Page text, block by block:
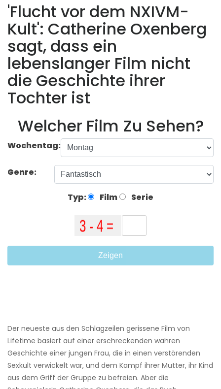
'Flucht vor dem NXIVM-
Kult': Catherine Oxenberg
sagt, dass ein
lebenslanger Film nicht
die Geschichte ihrer
Tochter ist
Welcher Film Zu Sehen?
Wochentag:
Genre:
Typ: Film Serie
Zeigen
Der neueste aus den Schlagzeilen gerissene Film von
Lifetime basiert auf einer erschreckenden wahren
Geschichte einer jungen Frau, die in einen verstörenden
Sexkult verwickelt war, und dem Kampf ihrer Mutter, ihr Kind
aus dem Griff der Gruppe zu befreien. Aber die